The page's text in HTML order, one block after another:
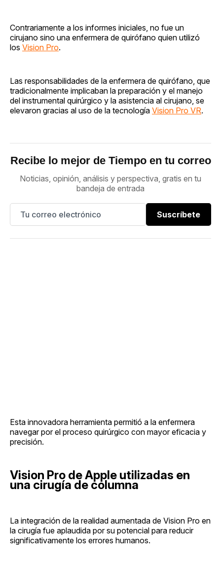
Contrariamente a los informes iniciales, no fue un
cirujano sino una enfermera de quirófano quien utilizó
los Vision Pro.
Las responsabilidades de la enfermera de quirófano, que
tradicionalmente implicaban la preparación y el manejo
del instrumental quirúrgico y la asistencia al cirujano, se
elevaron gracias al uso de la tecnología Vision Pro VR.
Recibe lo mejor de Tiempo en tu correo
Noticias, opinión, análisis y perspectiva, gratis en tu
bandeja de entrada
Suscríbete
Esta innovadora herramienta permitió a la enfermera
navegar por el proceso quirúrgico con mayor eficacia y
precisión.
Vision Pro de Apple utilizadas en
una cirugía de columna
La integración de la realidad aumentada de Vision Pro en
la cirugía fue aplaudida por su potencial para reducir
significativamente los errores humanos.